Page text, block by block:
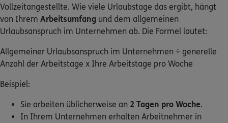
Vollzeitangestellte. Wie viele Urlaubstage das ergibt, hängt
von Ihrem Arbeitsumfang und dem allgemeinen
Urlaubsanspruch im Unternehmen ab. Die Formel lautet:
Allgemeiner Urlaubsanspruch im Unternehmen ÷ generelle
Anzahl der Arbeitstage x Ihre Arbeitstage pro Woche
Beispiel:
Sie arbeiten üblicherweise an 2 Tagen pro Woche.
In Ihrem Unternehmen erhalten Arbeitnehmer in